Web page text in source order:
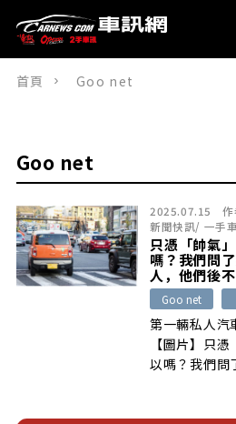
首頁 Goo net
Goo net
2025.07.15 作
新聞快訊/ 一手
只憑「帥氣
嗎？我們問
人，他們後
Goo net
第一輛私人汽
【圖片】只
以嗎？我們問